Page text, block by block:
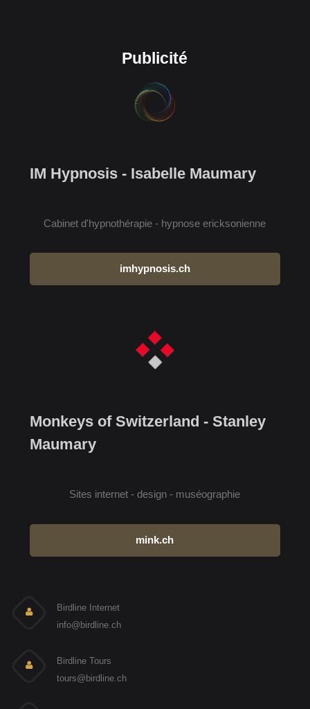
Publicité
IM Hypnosis - Isabelle Maumary
Cabinet d'hypnothérapie - hypnose ericksonienne
imhypnosis.ch
Monkeys of Switzerland - Stanley
Maumary
Sites internet - design - muséographie
mink.ch
Birdline Internet
info@birdline.ch
Birdline Tours
tours@birdline.ch